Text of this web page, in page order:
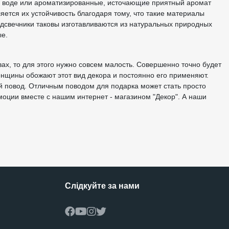
воде или ароматизированные, источающие приятный аромат
их устойчивость благодаря тому, что такие материалы
таковы изготавливаются из натуральных природных
то для этого нужно совсем малость. Совершенно точно будет
обожают этот вид декора и постоянно его применяют.
Отличным поводом для подарка может стать просто
вместе с нашим интернет - магазином "Декор". А наши
Слідкуйте за нами